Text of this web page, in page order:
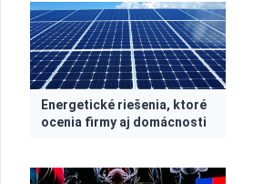
Energetické riešenia, ktoré
ocenia firmy aj domácnosti